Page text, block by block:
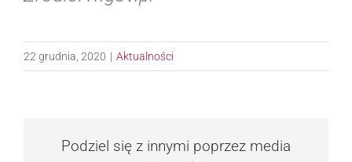
22 grudnia, 2020 | Aktualności
Podziel się z innymi poprzez media